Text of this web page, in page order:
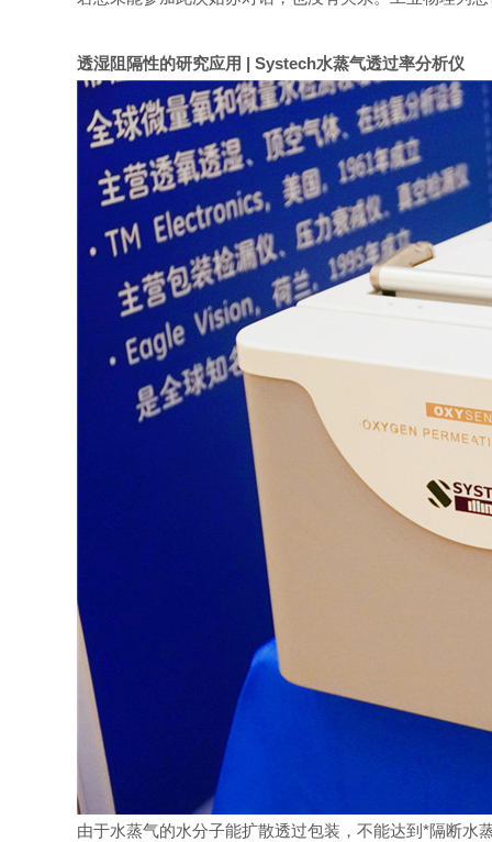
透湿阻隔性的研究应用 | Systech水蒸气透过率分析仪
由于水蒸气的水分子能扩散透过包装，不能达到*隔断